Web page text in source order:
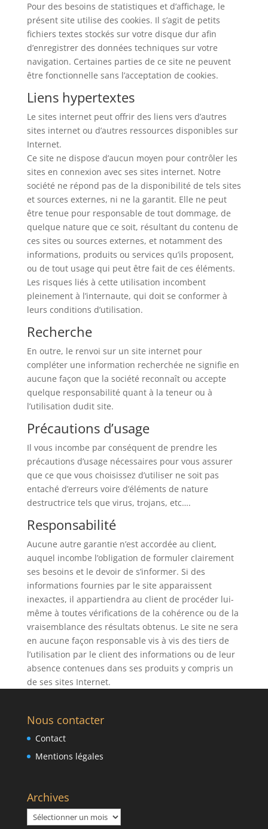
Pour des besoins de statistiques et d’affichage, le
présent site utilise des cookies. Il s’agit de petits
fichiers textes stockés sur votre disque dur afin
d’enregistrer des données techniques sur votre
navigation. Certaines parties de ce site ne peuvent
être fonctionnelle sans l’acceptation de cookies.
Liens hypertextes
Le sites internet peut offrir des liens vers d’autres
sites internet ou d’autres ressources disponibles sur
Internet.
Ce site ne dispose d’aucun moyen pour contrôler les
sites en connexion avec ses sites internet. Notre
société ne répond pas de la disponibilité de tels sites
et sources externes, ni ne la garantit. Elle ne peut
être tenue pour responsable de tout dommage, de
quelque nature que ce soit, résultant du contenu de
ces sites ou sources externes, et notamment des
informations, produits ou services qu’ils proposent,
ou de tout usage qui peut être fait de ces éléments.
Les risques liés à cette utilisation incombent
pleinement à l’internaute, qui doit se conformer à
leurs conditions d’utilisation.
Recherche
En outre, le renvoi sur un site internet pour
compléter une information recherchée ne signifie en
aucune façon que la société reconnaît ou accepte
quelque responsabilité quant à la teneur ou à
l’utilisation dudit site.
Précautions d’usage
Il vous incombe par conséquent de prendre les
précautions d’usage nécessaires pour vous assurer
que ce que vous choisissez d’utiliser ne soit pas
entaché d’erreurs voire d’éléments de nature
destructrice tels que virus, trojans, etc….
Responsabilité
Aucune autre garantie n’est accordée au client,
auquel incombe l’obligation de formuler clairement
ses besoins et le devoir de s’informer. Si des
informations fournies par le site apparaissent
inexactes, il appartiendra au client de procéder lui-
même à toutes vérifications de la cohérence ou de la
vraisemblance des résultats obtenus. Le site ne sera
en aucune façon responsable vis à vis des tiers de
l’utilisation par le client des informations ou de leur
absence contenues dans ses produits y compris un
de ses sites Internet.
Nous contacter
Contact
Mentions légales
Archives
Archives